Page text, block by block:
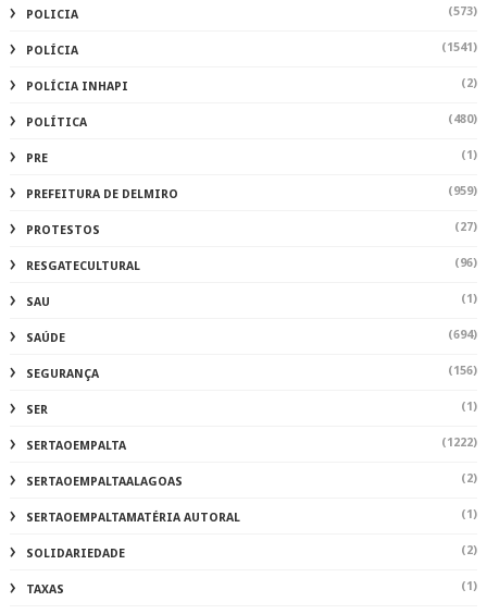
POLICIA (573)
POLÍCIA (1541)
POLÍCIA INHAPI (2)
POLÍTICA (480)
PRE (1)
PREFEITURA DE DELMIRO (959)
PROTESTOS (27)
RESGATECULTURAL (96)
SAU (1)
SAÚDE (694)
SEGURANÇA (156)
SER (1)
SERTAOEMPALTA (1222)
SERTAOEMPALTAALAGOAS (2)
SERTAOEMPALTAMATÉRIA AUTORAL (1)
SOLIDARIEDADE (2)
TAXAS (1)